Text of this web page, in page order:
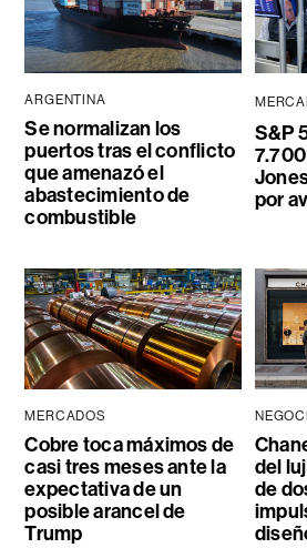
ARGENTINA
Se normalizan los
puertos tras el conflicto
que amenazó el
abastecimiento de
combustible
S&P
por
MERCADOS
Cobre toca máximos de
casi tres meses ante la
expectativa de un
posible arancel de
Trump
del
de